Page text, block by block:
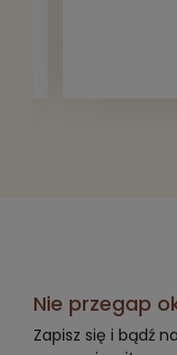
Nie przegap
Zapisz się i bądź